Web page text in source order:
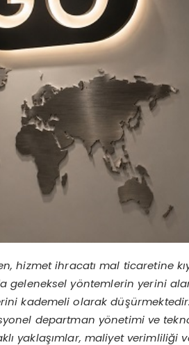
hizmet ihracatı mal ticaretine
geleneksel yöntemlerin yerini
kademeli olarak düşürmektedir.
departman yönetimi ve
yaklaşımlar, maliyet verimliliği